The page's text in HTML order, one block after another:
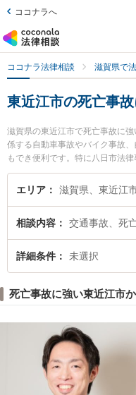
ココナラへ
ココナラ法律相談 滋賀県で
東近江市の死亡事
滋賀県の東近江市で死亡事故に
係する自動車事故やバイク事故
もでき便利です。特に八日市法
や弁護士費用、強みなどが注目
した死亡事故のトラブルを今す
ル解決の実績豊富な近くの弁護
さんにおすすめです。
エリア 滋賀県、東近江
相談内容 交通事故、死
詳細条件 未選択
死亡事故に強い東近江市